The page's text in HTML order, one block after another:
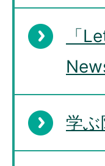
「
学ぶ